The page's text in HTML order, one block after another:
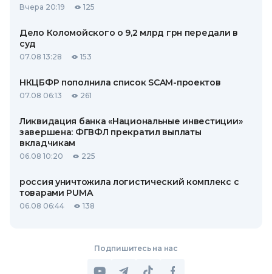
Вчера 20:19 125
Дело Коломойского о 9,2 млрд грн передали в
суд
07.08 13:28 153
НКЦБФР пополнила список SCAM-проектов
07.08 06:13 261
Ликвидация банка «Национальные инвестиции»
завершена: ФГВФЛ прекратил выплаты
вкладчикам
06.08 10:20 225
россия уничтожила логистический комплекс с
товарами PUMA
06.08 06:44 138
Подпишитесь на нас